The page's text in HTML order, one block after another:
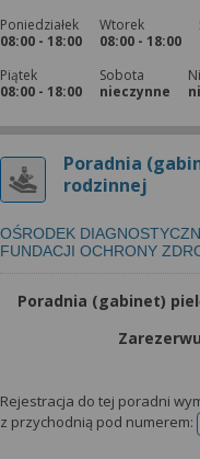
Poniedziałek
08:00 - 18:00
Wtorek
08:00 - 18:00
Piątek
08:00 - 18:00
Sobota
nieczynne
Poradnia
rodzinnej
OŚRODEK
FUNDACJI OCHRONY
Poradnia (gabinet)
Rejestracja do tej poradni
z przychodnią pod numerem: